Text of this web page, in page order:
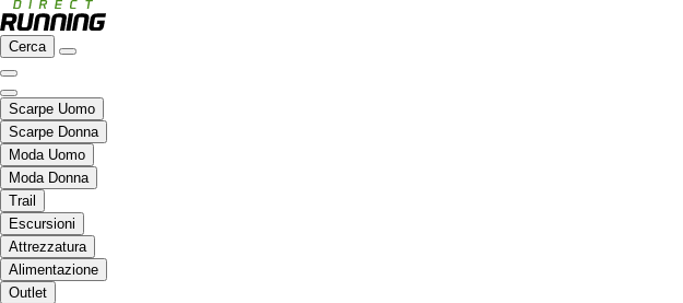
Cerca
Scarpe Uomo
Scarpe Donna
Moda Uomo
Moda Donna
Trail
Escursioni
Attrezzatura
Alimentazione
Outlet